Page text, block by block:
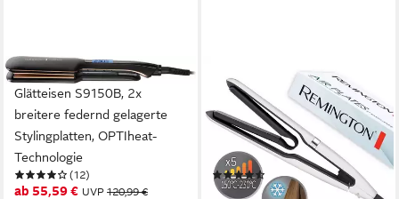
REMINGTON
Glätteisen S9150B, 2x
breitere federnd gelagerte
Stylingplatten, OPTIheat-
Technologie
(12)
ab 55,59 € UVP 120,99 €
Glätteisen Haarglätter
Glätteisen S7412 Air Plates,
Straightner, Titanium-
Keramikbeschichtung,
Digitales Display
(12)
33,90 € UVP79,99 €